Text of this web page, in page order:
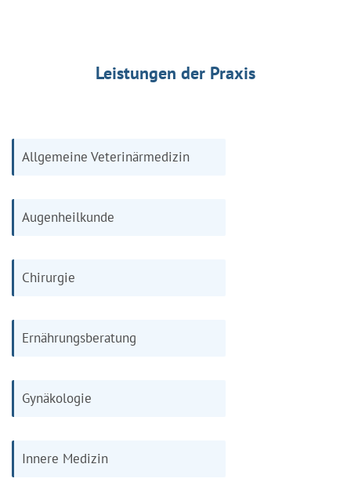
Leistungen der Praxis
Allgemeine Veterinärmedizin
Augenheilkunde
Chirurgie
Ernährungsberatung
Gynäkologie
Innere Medizin